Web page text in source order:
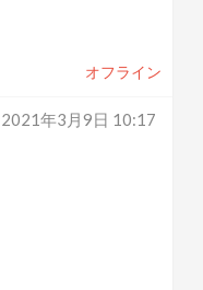
オフライン
2021年3月9日 10:17